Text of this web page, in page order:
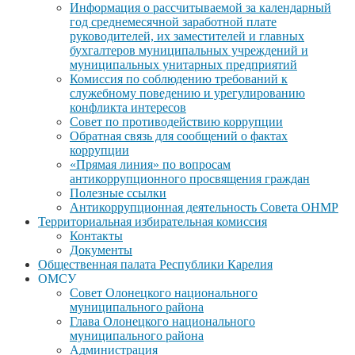
Информация о рассчитываемой за календарный
год среднемесячной заработной плате
руководителей, их заместителей и главных
бухгалтеров муниципальных учреждений и
муниципальных унитарных предприятий
Комиссия по соблюдению требований к
служебному поведению и урегулированию
конфликта интересов
Совет по противодействию коррупции
Обратная связь для сообщений о фактах
коррупции
«Прямая линия» по вопросам
антикоррупционного просвящения граждан
Полезные ссылки
Антикоррупционная деятельность Совета ОНМР
Территориальная избирательная комиссия
Контакты
Документы
Общественная палата Республики Карелия
ОМСУ
Совет Олонецкого национального
муниципального района
Глава Олонецкого национального
муниципального района
Администрация